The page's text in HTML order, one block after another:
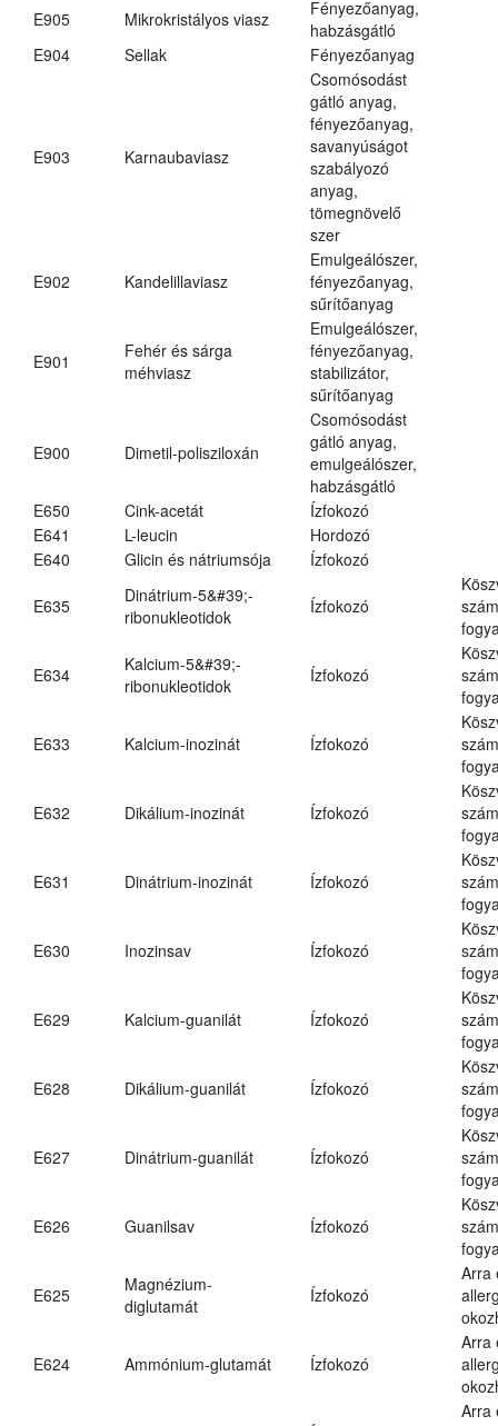
E905 Mikrokristályos viasz
Fényezőanyag,
habzásgátló
E904
Sellak Fényezőanyag
E903 Karnaubaviasz
Csomósodást
gátló anyag,
fényezőanyag,
savanyúságot
szabályozó
anyag,
tömegnövelő
szer
E902 Kandelillaviasz
Emulgeálószer,
fényezőanyag,
sűrítőanyag
E901
Fehér és sárga
méhviasz
Emulgeálószer,
fényezőanyag,
stabilizátor,
sűrítőanyag
E900 Dimetil-polisziloxán
Csomósodást
gátló anyag,
emulgeálószer,
habzásgátló
E650
Cink-acetát
Ízfokozó
E641
L-leucin
Hordozó
E640
Glicin és nátriumsója Ízfokozó
E635
Dinátrium-5&#39;-
ribonukleotidok
Ízfokozó
E634
Kalcium-5&#39;-
ribonukleotidok
Ízfokozó
E633 Kalcium-inozinát Ízfokozó
E632 Dikálium-inozinát Ízfokozó
E631 Dinátrium-inozinát Ízfokozó
E630 Inozinsav Ízfokozó
E629 Kalcium-guanilát Ízfokozó
E628 Dikálium-guanilát Ízfokozó
E627 Dinátrium-guanilát Ízfokozó
E626 Guanilsav Ízfokozó
E625
Magnézium-
diglutamát
Ízfokozó
Arra
E624 Ammónium-glutamát Ízfokozó
Arra
Arra